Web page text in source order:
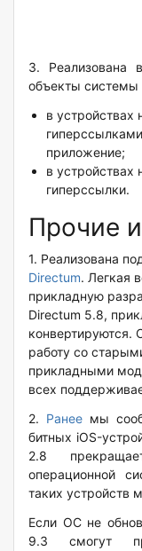
3. Реализована
объекты системы
в устройствах
приложение;
в
гиперссылки.
Прочие
1. Реализована
Directum. Легкая
прикладную
Directum 5.8,
конвертируются.
работу со
прикладными
всех
2. Ранее мы
битных iOS-
2.8
операционной
таких устройств
Если ОС не
9.3 смогут